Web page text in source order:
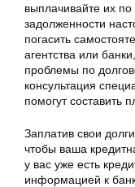
выплачивайте их
задолженности
погасить
агентства или
проблемы по
консультация
помогут составить
Заплатив свои
чтобы ваша
у вас уже есть
информацией к